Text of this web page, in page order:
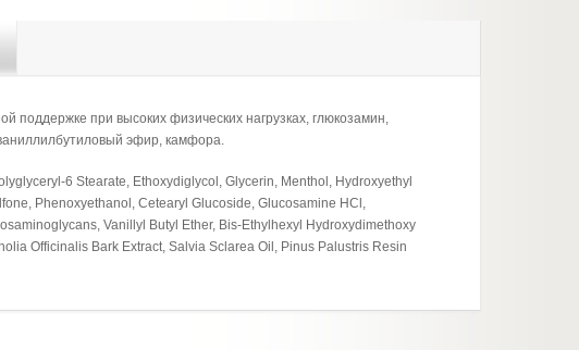
поддержке при высоких физических нагрузках, глюкозамин,
эфир, камфора.
6 Stearate, Ethoxydiglycol, Glycerin, Menthol, Hydroxyethyl
Phenoxyethanol, Cetearyl Glucoside, Glucosamine HCl,
Vanillyl Butyl Ether, Bis-Ethylhexyl Hydroxydimethoxy
Officinalis Bark Extract, Salvia Sclarea Oil, Pinus Palustris Resin